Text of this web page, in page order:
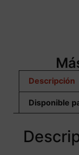
Descripción
Disponible